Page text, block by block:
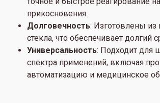
прикосновения.
Долговечность: Изготовлены из
стекла, что обеспечивает долгий
Универсальность: Подходит для
спектра применений, включая
автоматизацию и медицинское